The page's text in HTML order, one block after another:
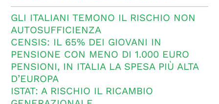
GLI ITALIANI TEMONO IL RISCHIO NON
AUTOSUFFICIENZA
CENSIS: IL 65% DEI GIOVANI IN
PENSIONE CON MENO DI 1.000 EURO
PENSIONI, IN ITALIA LA SPESA PIÙ ALTA
D’EUROPA
ISTAT: A RISCHIO IL RICAMBIO